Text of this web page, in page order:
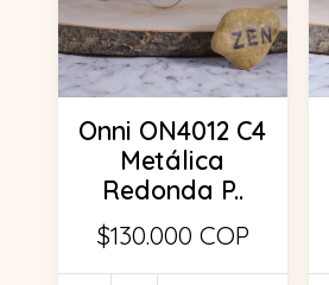
Onni ON4012 C4
Metálica
Redonda P..
$130.000 COP